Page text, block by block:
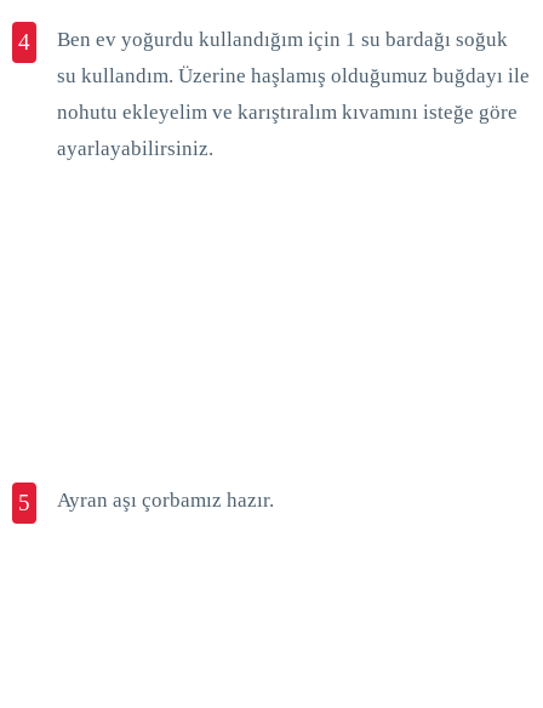
4
Ben ev yoğurdu kullandığım için 1 su bardağı soğuk
su kullandım. Üzerine haşlamış olduğumuz buğdayı ile
nohutu ekleyelim ve karıştıralım kıvamını isteğe göre
ayarlayabilirsiniz.
5 Ayran aşı çorbamız hazır.